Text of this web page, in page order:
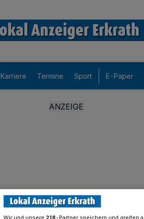
Karriere Termine Sport E-Paper
218